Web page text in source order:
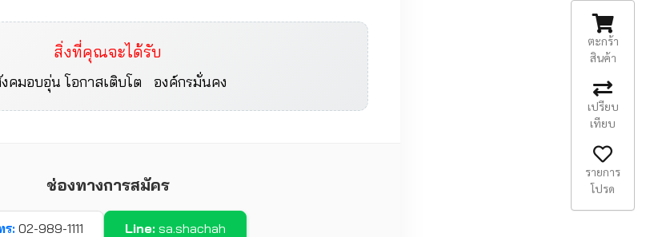
สิ่งที่คุณจะได้รับ
คมอบอุ่น โอกาสเติบโต องค์กรมั่นคง
ช่องทางการสมัคร
ร:02-989-1111 Line:sa.shachah
ตะกร้า
สินค้า
เปรียบ
เทียบ
รายการ
โปรด